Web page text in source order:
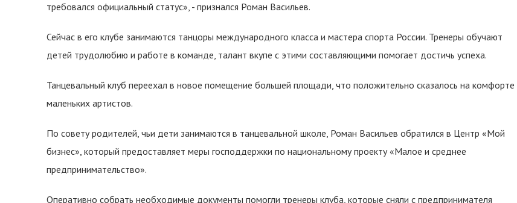
требовался официальный статус», - признался Роман Васильев.
Сейчас в его клубе занимаются танцоры международного класса и мастера спорта России. Тренеры обучают
детей трудолюбию и работе в команде, талант вкупе с этими составляющими помогает достичь успеха.
Танцевальный клуб переехал в новое помещение большей площади, что положительно сказалось на комфорте
маленьких артистов.
По совету родителей, чьи дети занимаются в танцевальной школе, Роман Васильев обратился в Центр «Мой
бизнес», который предоставляет меры господдержки по национальному проекту «Малое и среднее
предпринимательство».
Оперативно собрать необходимые документы помогли тренеры клуба, которые сняли с предпринимателя